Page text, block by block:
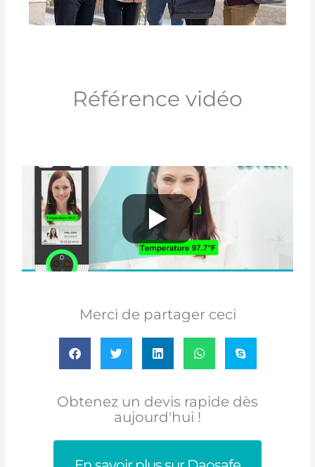
Référence vidéo
Merci de partager ceci
Obtenez un devis rapide dès
aujourd'hui !